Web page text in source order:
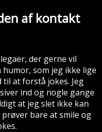
af kontakt
der gerne vil
som jeg ikke lige
at forstå jokes. Jeg
ind og nogle gange
at jeg slet ikke kan
bare at smile og